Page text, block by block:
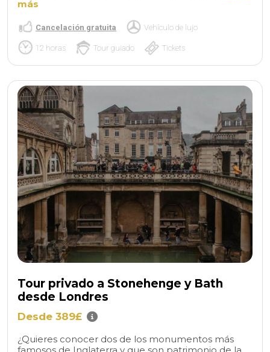
más
Cancelación gratuita Vehículo de lujo
12 horas Tour guiado Tickets
Tour privado a Stonehenge y Bath
desde Londres
Desde 389£
¿Quieres conocer dos de los monumentos más
famosos de Inglaterra y que son patrimonio de la